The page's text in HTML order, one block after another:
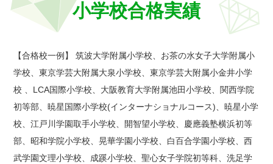
小学校合格実績
【合格校一例】 筑波大学附属小学校、お茶の水女子大学附属小
学校、東京学芸大附属大泉小学校、東京学芸大附属小金井小学
校 、LCA国際小学校、大阪教育大学附属池田小学校、関西学院
初等部、暁星国際小学校(インターナショナルコース)、暁星小学
校、江戸川学園取手小学校、開智望小学校、慶應義塾横浜初等
部、昭和学院小学校、晃華学園小学校、白百合学園小学校、西
武学園文理小学校、成蹊小学校、聖心女子学院初等科、洗足学